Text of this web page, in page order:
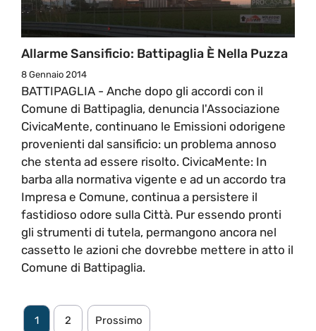
Allarme Sansificio: Battipaglia È Nella Puzza
8 Gennaio 2014
BATTIPAGLIA - Anche dopo gli accordi con il
Comune di Battipaglia, denuncia l'Associazione
CivicaMente, continuano le Emissioni odorigene
provenienti dal sansificio: un problema annoso
che stenta ad essere risolto. CivicaMente: In
barba alla normativa vigente e ad un accordo tra
Impresa e Comune, continua a persistere il
fastidioso odore sulla Città. Pur essendo pronti
gli strumenti di tutela, permangono ancora nel
cassetto le azioni che dovrebbe mettere in atto il
Comune di Battipaglia.
1 2 Prossimo